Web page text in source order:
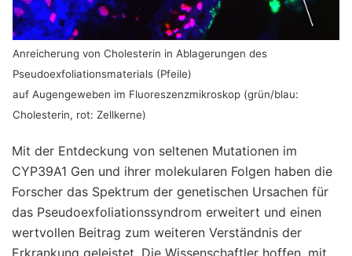
Anreicherung von Cholesterin in Ablagerungen des
Pseudoexfoliationsmaterials (Pfeile)
auf Augengeweben im Fluoreszenzmikroskop (grün/blau:
Cholesterin, rot: Zellkerne)
Mit der Entdeckung von seltenen Mutationen im
CYP39A1 Gen und ihrer molekularen Folgen haben die
Forscher das Spektrum der genetischen Ursachen für
das Pseudoexfoliationssyndrom erweitert und einen
wertvollen Beitrag zum weiteren Verständnis der
Erkrankung geleistet. Die Wissenschaftler hoffen, mit